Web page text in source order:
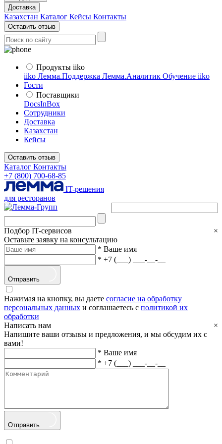
Доставка
Казахстан Каталог Кейсы Контакты
Оставить отзыв
Продукты iiko
iiko Лемма.Поддержка Лемма.Аналитик Обучение iiko
Гости
Поставщики
DocsInBox
Сотрудники
Доставка
Казахстан
Кейсы
Оставить отзыв
Каталог Контакты
+7 (800) 700-68-85
IT-решения
для ресторанов
Подбор IT-сервисов
×
Оставьте заявку на консультацию
* Ваше имя
* +7 (___) ___-__-__
Отправить
Нажимая на кнопку, вы даете согласие на обработку
персональных данных и соглашаетесь с политикой их
обработки
Написать нам
×
Напишите ваши отзывы и предложения, и мы обсудим их с
вами!
* Ваше имя
* +7 (___) ___-__-__
Отправить